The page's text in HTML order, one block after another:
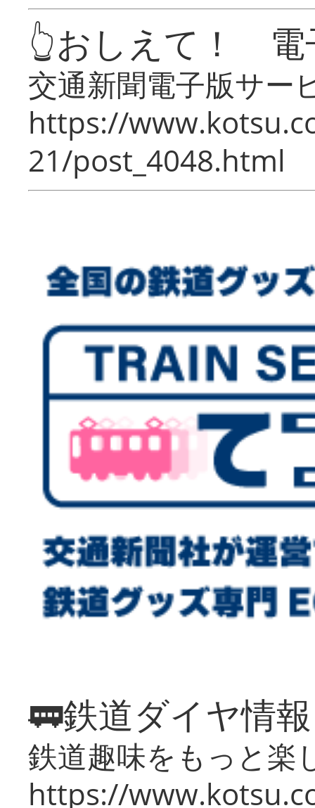
👆おしえて！ 電
交通新聞電子版サー
https://
21/post_4048.html
🚃鉄道ダイヤ情
鉄道趣味をもっと楽
https://